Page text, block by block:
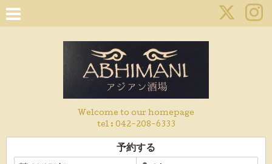
Welcome to our homepage
tel : 042-208-6333
予約する